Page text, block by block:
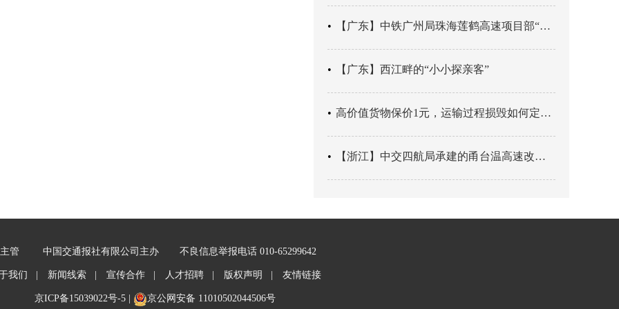
【广东】中铁广州局珠海莲鹤高速项目部“靶向施训”筑牢应急处置防线
【广东】西江畔的“小小探亲客”
高价值货物保价1元，运输过程损毁如何定责？
【浙江】中交四航局承建的甬台温高速改扩建工程台州南段TJ06标段恢复双向通行
管 中国交通报社有限公司主办 不良信息举报电话 010-65299642
我们 | 新闻线索 | 宣传合作 | 人才招聘 | 版权声明 | 友情链接
京ICP备15039022号-5| 京公网安备 11010502044506号